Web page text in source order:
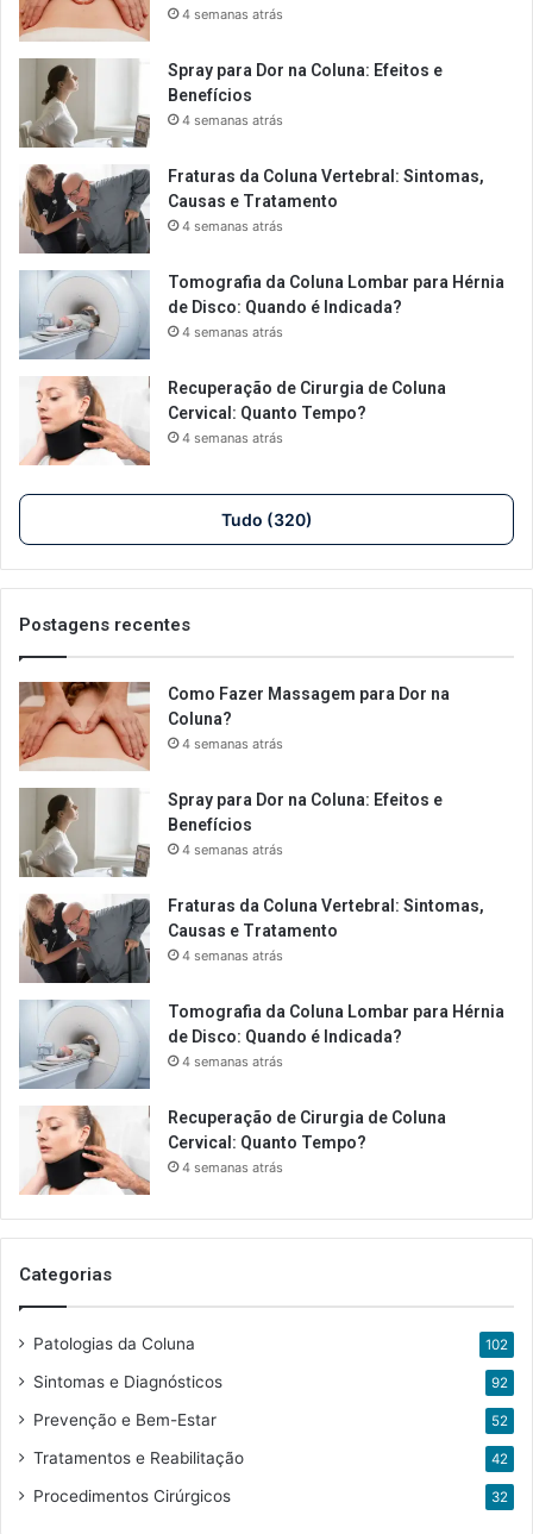
4 semanas atrás
Spray para Dor na Coluna: Efeitos e
Benefícios
4 semanas atrás
Fraturas da Coluna Vertebral: Sintomas,
Causas e Tratamento
4 semanas atrás
Tomografia da Coluna Lombar para Hérnia
de Disco: Quando é Indicada?
4 semanas atrás
Recuperação de Cirurgia de Coluna
Cervical: Quanto Tempo?
4 semanas atrás
Tudo (320)
Postagens recentes
Como Fazer Massagem para Dor na
Coluna?
4 semanas atrás
Spray para Dor na Coluna: Efeitos e
Benefícios
4 semanas atrás
Fraturas da Coluna Vertebral: Sintomas,
Causas e Tratamento
4 semanas atrás
Tomografia da Coluna Lombar para Hérnia
de Disco: Quando é Indicada?
4 semanas atrás
Recuperação de Cirurgia de Coluna
Cervical: Quanto Tempo?
4 semanas atrás
Categorias
Patologias da Coluna 102
Sintomas e Diagnósticos 92
Prevenção e Bem-Estar 52
Tratamentos e Reabilitação 42
Procedimentos Cirúrgicos 32